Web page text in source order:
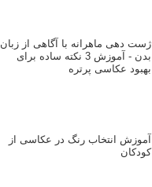
ژست دهی ماهرانه با آگاهی از زبان
بدن - آموزش 3 نکته ساده برای
بهبود عکاسی پرتره
آموزش انتخاب رنگ در عکاسی از
کودکان